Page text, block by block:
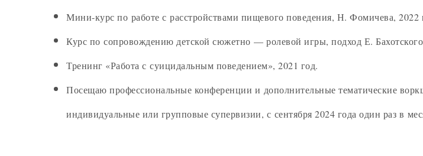
Мини-курс по работе с расстройствами пищевого поведения, Н. Фомичева, 2022
Курс по сопровождению детской сюжетно — ролевой игры, подход Е.
Тренинг «Работа с суицидальным поведением», 2021 год.
Посещаю профессиональные конференции и дополнительные тематические
индивидуальные или групповые супервизии, с сентября 2024 года один раз в